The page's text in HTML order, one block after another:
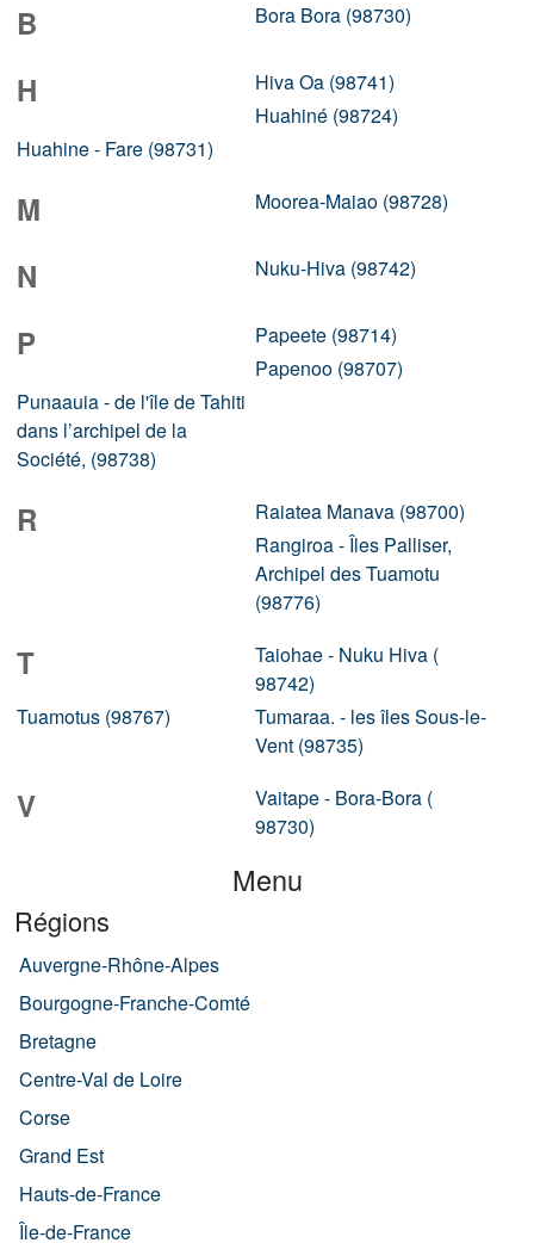
B Bora Bora (98730)
H
Hiva Oa (98741)
Huahiné (98724)
Huahine - Fare (98731)
M Moorea-Maiao (98728)
N Nuku-Hiva (98742)
P
Papeete (98714)
Papenoo (98707)
Punaauia - de l'île de Tahiti
dans l’archipel de la
Société, (98738)
R
Raiatea Manava (98700)
Rangiroa - Îles Palliser,
Archipel des Tuamotu
(98776)
T
Taiohae - Nuku Hiva (
98742)
Tuamotus (98767)
Tumaraa. - les îles Sous-le-
Vent (98735)
V
Vaitape - Bora-Bora (
98730)
Menu
Régions
Auvergne-Rhône-Alpes
Bourgogne-Franche-Comté
Bretagne
Centre-Val de Loire
Corse
Grand Est
Hauts-de-France
Île-de-France